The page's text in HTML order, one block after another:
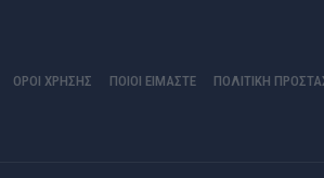
ΟΡΟΙ ΧΡΗΣΗΣ ΠΟΙΟΊ ΕΊΜΑΣΤΕ ΠΟΛΙΤΙΚΗ